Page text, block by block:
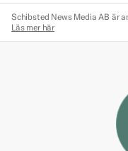
Schibsted News Media AB är
Läs mer här